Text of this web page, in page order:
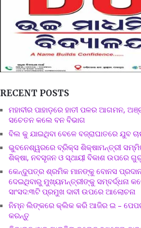
RECENT POSTS
ମହାବୀର ପାହାଡ଼ରେ ହାତୀ ପଳର ଆଗମନ,
ସଚେତନ କଲେ ବନ ବିଭାଗ
ବିଲ କୁ ଯାଇଥିବା ବେଳେ ବଜ୍ରାଘାତରେ ଯୁବ
ଭୁବନେଶ୍ୱରରେ ବ୍ରିକ୍ସ ଶିକ୍ଷାମନ୍ତ୍ରୀ
ଶିକ୍ଷା, ନବସୃଜନ ଓ ସ୍ଥାୟୀ ବିକାଶ ଉପରେ
କେନ୍ଦୁପତ୍ର ଶ୍ରମିକ ମାନଙ୍କୁ ବୋନସ
ଦେଇଥିବାରୁ ମୁଖ୍ୟମନ୍ତ୍ରୀଙ୍କୁ ସମ୍ବର୍ଦ୍ଧନା
ସାଂସଦ:୩ଟି ପ୍ରମୁଖ ଦାବୀ ଉପରେ ଆଲୋଚନା
ନିମ୍ନ ଲିଙ୍କରେ କ୍ଲିକ କରି ଆଜିର ଇ –
କରନ୍ତୁ